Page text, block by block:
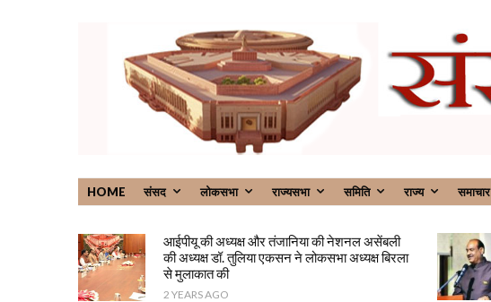
HOME संसद लोकसभा राज्यसभा समिति राज्य समाचार
आईपीयू की अध्यक्ष और तंजानिया की नेशनल असेंबली
की अध्यक्ष डॉ. तुलिया एकसन ने लोकसभा अध्यक्ष बिरला
से मुलाकात की
2 YEARS AGO